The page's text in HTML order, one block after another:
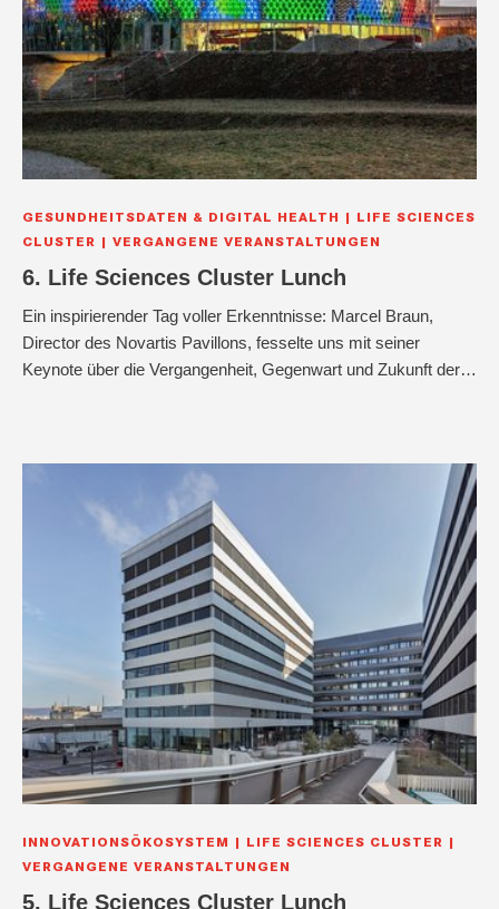
GESUNDHEITSDATEN & DIGITAL HEALTH
LIFE SCIENCES
CLUSTER
VERGANGENE VERANSTALTUNGEN
6. Life Sciences Cluster Lunch
Ein inspirierender Tag voller Erkenntnisse: Marcel Braun,
Director des Novartis Pavillons, fesselte uns mit seiner
Keynote über die Vergangenheit, Gegenwart und Zukunft der…
INNOVATIONSÖKOSYSTEM
LIFE SCIENCES CLUSTER
VERGANGENE VERANSTALTUNGEN
5. Life Sciences Cluster Lunch